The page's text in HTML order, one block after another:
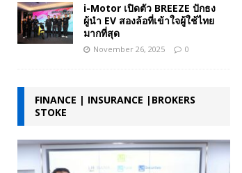
i-Motor เปิดตัว BREEZE ปักธง
ผู้นำ EV สองล้อที่เข้าใจผู้ใช้ไทย
มากที่สุด
November 26, 2025 0
FINANCE | INSURANCE |BROKERS
STOKE